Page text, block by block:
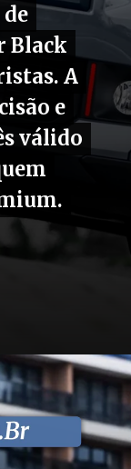
Black
A
e
válido
Black
A
e
válido